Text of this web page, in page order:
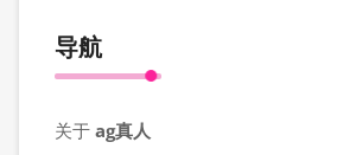
导航
关于 ag真人